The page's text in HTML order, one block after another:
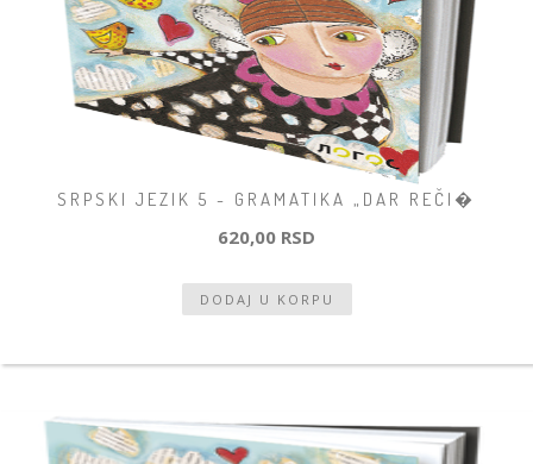
SRPSKI JEZIK 5 - GRAMATIKA „DAR REČI�
620,00 RSD